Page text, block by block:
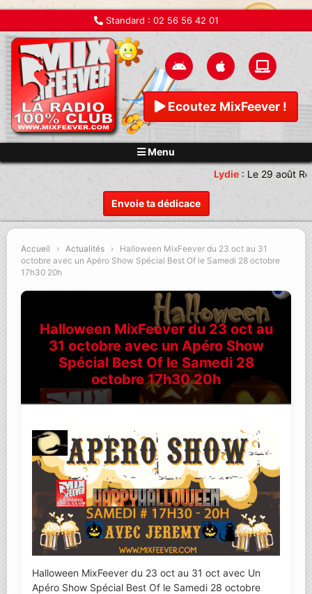
Standard : 02 56 56 42 01
Ecoutez MixFeever !
Menu
Envoie ta dédicace
Lydie:Le 29 août
Accueil › Actualités ›
Halloween MixFeever du 23 oct au 31
octobre avec un Apéro Show Spécial Best Of le Samedi 28 octobre
17h30 20h
Halloween MixFeever du 23 oct au
31 octobre avec un Apéro Show
Spécial Best Of le Samedi 28
octobre 17h30 20h
Halloween MixFeever du 23 oct au 31 oct avec Un
Apéro Show Spécial Best Of le Samedi 28 octobre